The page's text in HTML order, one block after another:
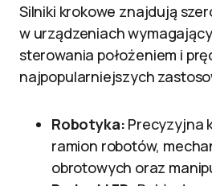
Silniki krokowe znajdują
w urządzeniach
sterowania położeniem i
najpopularniejszych
Robotyka: Precyzyjna
ramion robotów,
obrotowych oraz